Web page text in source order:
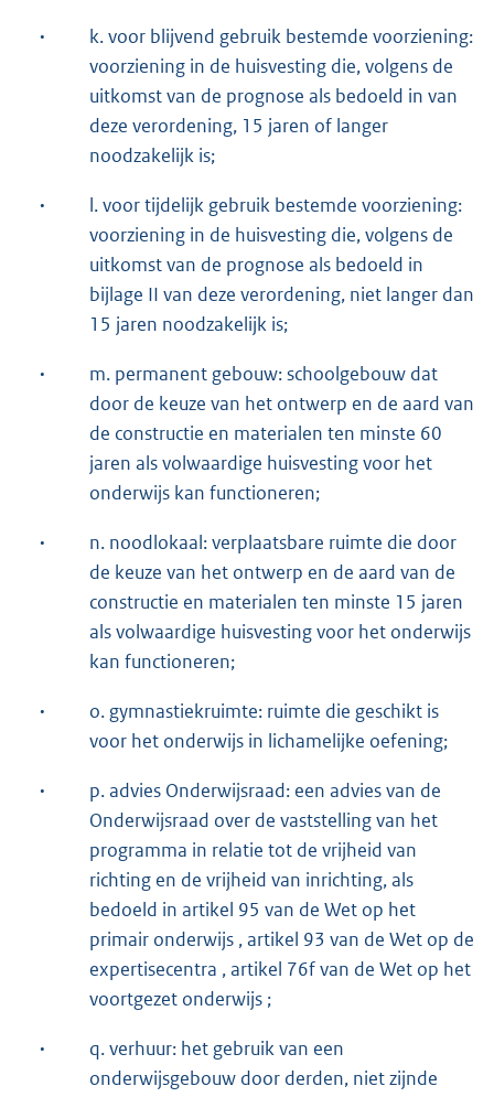
·
k. voor blijvend gebruik bestemde voorziening:
voorziening in de huisvesting die, volgens de
uitkomst van de prognose als bedoeld in van
deze verordening, 15 jaren of langer
noodzakelijk is;
·
l. voor tijdelijk gebruik bestemde voorziening:
voorziening in de huisvesting die, volgens de
uitkomst van de prognose als bedoeld in
bijlage II van deze verordening, niet langer dan
15 jaren noodzakelijk is;
·
m. permanent gebouw: schoolgebouw dat
door de keuze van het ontwerp en de aard van
de constructie en materialen ten minste 60
jaren als volwaardige huisvesting voor het
onderwijs kan functioneren;
·
n. noodlokaal: verplaatsbare ruimte die door
de keuze van het ontwerp en de aard van de
constructie en materialen ten minste 15 jaren
als volwaardige huisvesting voor het onderwijs
kan functioneren;
·
o. gymnastiekruimte: ruimte die geschikt is
voor het onderwijs in lichamelijke oefening;
·
p. advies Onderwijsraad: een advies van de
Onderwijsraad over de vaststelling van het
programma in relatie tot de vrijheid van
richting en de vrijheid van inrichting, als
bedoeld in artikel 95 van de Wet op het
primair onderwijs , artikel 93 van de Wet op de
expertisecentra , artikel 76f van de Wet op het
voortgezet onderwijs ;
·
q. verhuur: het gebruik van een
onderwijsgebouw door derden, niet zijnde